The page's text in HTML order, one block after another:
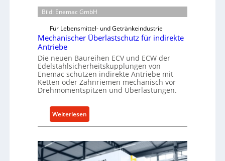
Bild: Enemac GmbH
Für Lebensmittel- und Getränkeindustrie
Mechanischer Überlastschutz für indirekte
Antriebe
Die neuen Baureihen ECV und ECW der
Edelstahlsicherheitskupplungen von
Enemac schützen indirekte Antriebe mit
Ketten oder Zahnriemen mechanisch vor
Drehmomentspitzen und Überlastungen.
Weiterlesen
M
c
h